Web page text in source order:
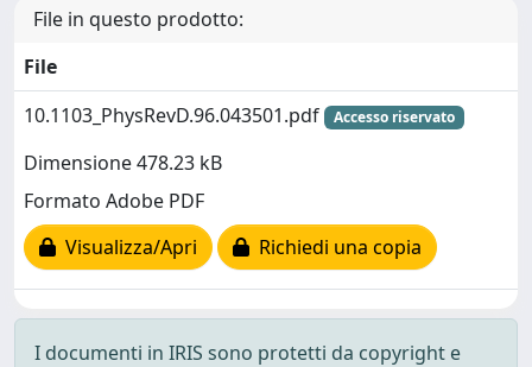
File in questo prodotto:
File
10.1103_PhysRevD.96.043501.pdf
Accesso riservato
Dimensione 478.23 kB
Formato Adobe PDF
Visualizza/Apri
Richiedi una copia
I documenti in IRIS sono protetti da copyright e